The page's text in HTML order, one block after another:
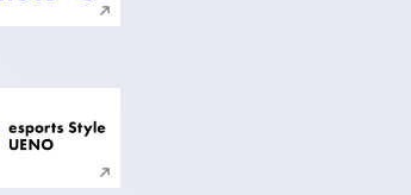
新規ウィンドウで開く